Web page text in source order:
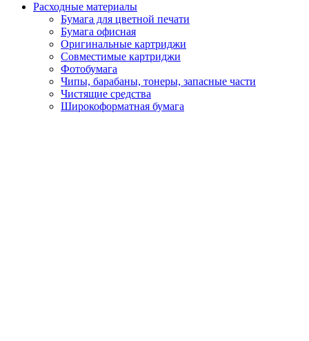
Расходные материалы
Бумага для цветной печати
Бумага офисная
Оригинальные картриджи
Совместимые картриджи
Фотобумага
Чипы, барабаны, тонеры, запасные части
Чистящие средства
Широкоформатная бумага